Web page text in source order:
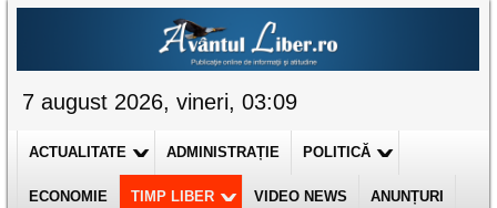
7 august 2026, vineri, 03:09
ACTUALITATE ADMINISTRAȚIE POLITICĂ
ECONOMIE TIMP LIBER VIDEO NEWS ANUNȚURI